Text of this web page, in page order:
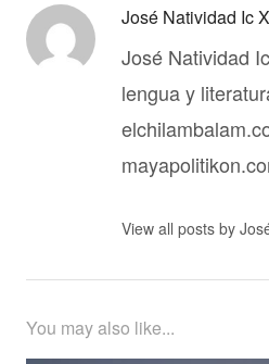
José Natividad Ic
José Natividad
lengua y
View all posts by
You may also like...